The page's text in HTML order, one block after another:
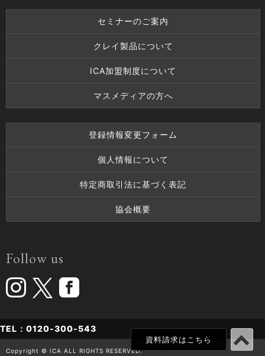
セミナーのご案内
クレイ製品について
ICA加盟制度について
マスメディアの方へ
登録情報変更フォーム
個人情報について
特定商取引法に基づく表記
協会概要
Follow us
TEL：0120-300-543
Copyright © ICA ALL RIGHTS RESERVED.
資料請求はこちら